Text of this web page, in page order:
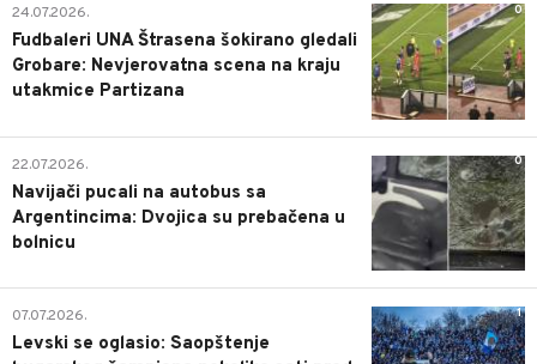
0
24.07.2026.
Fudbaleri UNA Štrasena šokirano gledali
Grobare: Nevjerovatna scena na kraju
utakmice Partizana
0
22.07.2026.
Navijači pucali na autobus sa
Argentincima: Dvojica su prebačena u
bolnicu
1
07.07.2026.
Levski se oglasio: Saopštenje